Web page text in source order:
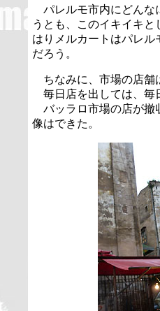
パレルモ市内にどんな
うとも、このイキイキ
はりメルカートはパレ
だろう。
ちなみに、市場の店舗
毎日店を出しては、毎
バッラロ市場の店が撤
像はできた。